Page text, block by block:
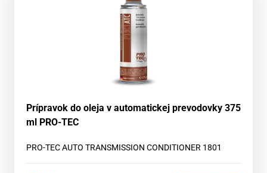
Prípravok do oleja v automatickej prevodovky 375
ml PRO-TEC
PRO-TEC AUTO TRANSMISSION CONDITIONER 1801